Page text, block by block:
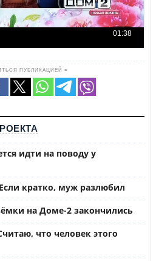
ПУБЛИКАЦИЕЙ ≡
идти на поводу у
кратко, муж разлюбил
на Доме-2 закончились
что человек этого